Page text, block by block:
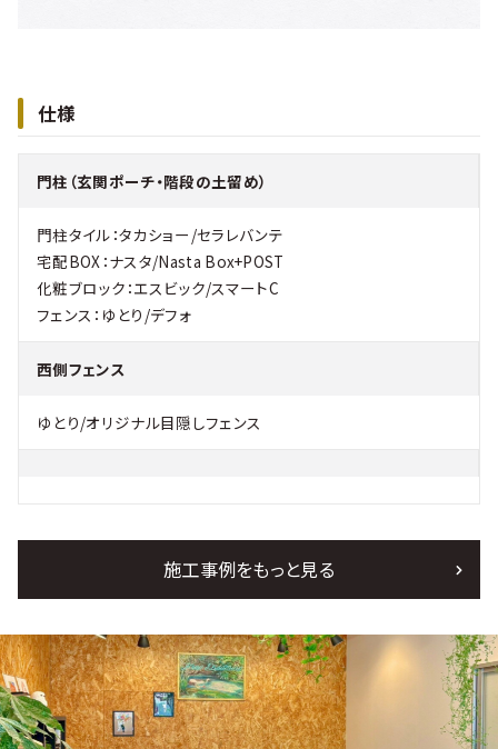
仕様
門柱（玄関ポーチ・階段の土留め）
門柱タイル：タカショー/セラレバンテ
宅配BOX：ナスタ/Nasta Box+POST
化粧ブロック：エスビック/スマートC
フェンス：ゆとり/デフォ
西側フェンス
ゆとり/オリジナル目隠しフェンス
施工事例をもっと見る